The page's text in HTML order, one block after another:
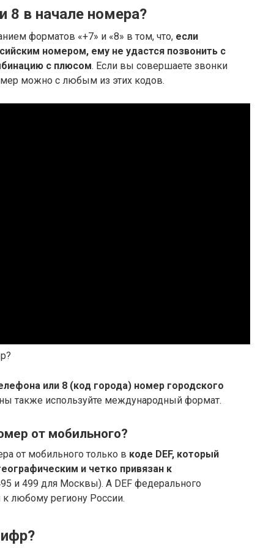
8 в начале номера?
форматов «+7» и «8» в том, что, если
номером, ему не удастся позвонить с
с плюсом. Если вы совершаете звонки
можно с любым из этих кодов.
или 8 (код города) номер городского
также используйте международный формат.
от мобильного?
от мобильного только в коде DEF, который
и четко привязан к
и 499 для Москвы). А DEF федерального
любому региону России.